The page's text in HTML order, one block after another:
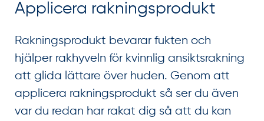
Applicera rakningsprodukt
Rakningsprodukt bevarar fukten och
hjälper rakhyveln för kvinnlig ansiktsrakning
att glida lättare över huden. Genom att
applicera rakningsprodukt så ser du även
var du redan har rakat dig så att du kan